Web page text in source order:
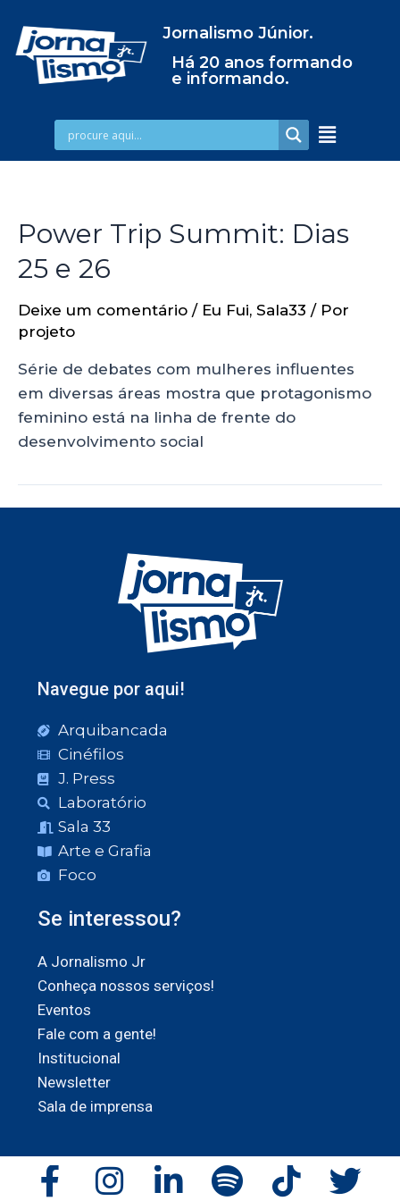
Jornalismo Júnior.
Há 20 anos formando
e informando.
Power Trip Summit: Dias
25 e 26
Deixe um comentário / Eu Fui, Sala33 / Por
projeto
Série de debates com mulheres influentes
em diversas áreas mostra que protagonismo
feminino está na linha de frente do
desenvolvimento social
Navegue por aqui!
Arquibancada
Cinéfilos
J. Press
Laboratório
Sala 33
Arte e Grafia
Foco
Se interessou?
A Jornalismo Jr
Conheça nossos serviços!
Eventos
Fale com a gente!
Institucional
Newsletter
Sala de imprensa